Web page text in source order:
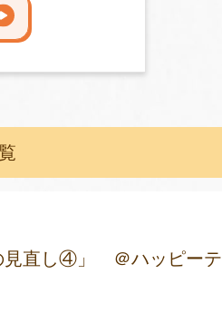
見直し④」 ＠ハッピーテ